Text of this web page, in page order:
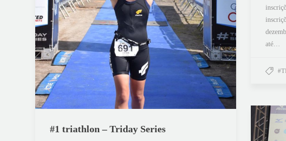
#1 triathlon – Triday Series
até…